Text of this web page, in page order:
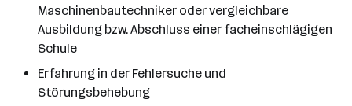
Maschinenbautechniker oder vergleichbare
Ausbildung bzw. Abschluss einer facheinschlägigen
Schule
Erfahrung in der Fehlersuche und
Störungsbehebung